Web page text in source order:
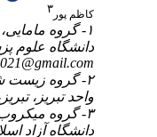
کاظم پور ۳
۱- گروه
دانشگاه علوم
۲- گروه زیست
واحد تبریز،
۳- گروه
دانشگاه آزاد